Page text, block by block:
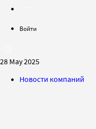
Войти
28 May 2025
Новости компаний